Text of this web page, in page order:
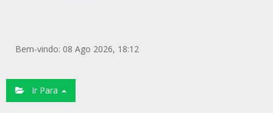
Bem-vindo: 08 Ago 2026, 18:12
Ir Para